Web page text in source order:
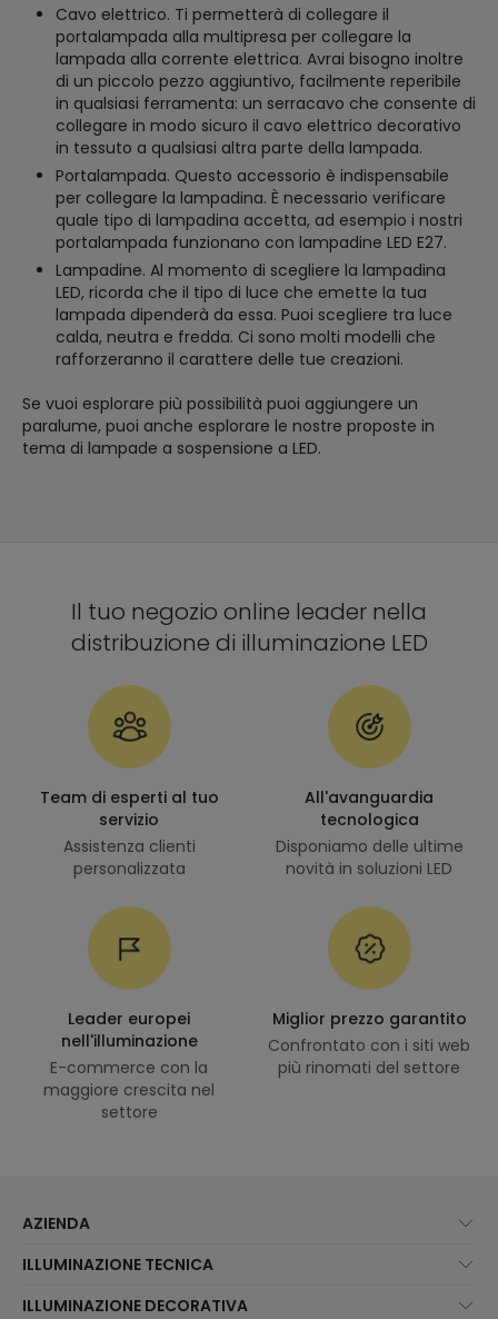
Cavo elettrico. Ti permetterà di collegare il
portalampada alla multipresa per collegare la
lampada alla corrente elettrica. Avrai bisogno inoltre
di un piccolo pezzo aggiuntivo, facilmente reperibile
in qualsiasi ferramenta: un serracavo che consente di
collegare in modo sicuro il cavo elettrico decorativo
in tessuto a qualsiasi altra parte della lampada.
Portalampada. Questo accessorio è indispensabile
per collegare la lampadina. È necessario verificare
quale tipo di lampadina accetta, ad esempio i nostri
portalampada funzionano con lampadine LED E27.
Lampadine. Al momento di scegliere la lampadina
LED, ricorda che il tipo di luce che emette la tua
lampada dipenderà da essa. Puoi scegliere tra luce
calda, neutra e fredda. Ci sono molti modelli che
rafforzeranno il carattere delle tue creazioni.
Se vuoi esplorare più possibilità puoi aggiungere un
paralume, puoi anche esplorare le nostre proposte in
tema di lampade a sospensione a LED.
Il tuo negozio online leader nella
distribuzione di illuminazione LED
Team di esperti al tuo
servizio
Assistenza clienti
personalizzata
All'avanguardia
tecnologica
Disponiamo delle ultime
novità in soluzioni LED
Leader europei
nell'illuminazione
E-commerce con la
maggiore crescita nel
settore
Miglior prezzo garantito
Confrontato con i siti web
più rinomati del settore
AZIENDA
Assistenza Clienti
Metodi di spedizione
ILLUMINAZIONE TECNICA
ILLUMINAZIONE DECORATIVA